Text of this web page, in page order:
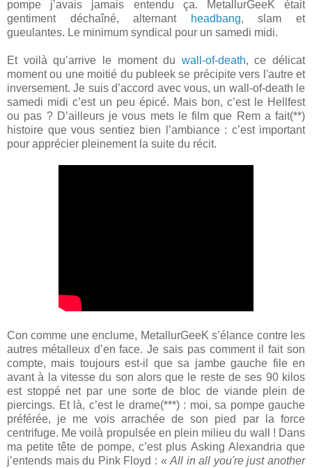
pompe j’avais jamais entendu ça. MetallurGeeK était
gentiment déchaîné, alternant
headbang, slam et
gueulantes. Le minimum syndical pour un samedi midi.
Et voilà qu’arrive le moment du wall-of-death, ce délicat
moment ou une moitié du publeek se précipite vers l'autre et
inversement. Je suis d’accord avec vous, un wall-of-death le
samedi midi c’est un peu épicé. Mais bon, c’est le Hellfest
ou pas ? D’ailleurs je vous mets le film que Rem a fait(**)
histoire que vous sentiez bien l’ambiance : c’est important
pour apprécier pleinement la suite du récit.
Con comme une enclume, MetallurGeeK s’élance contre les
autres métalleux d’en face. Je sais pas comment il fait son
compte, mais toujours est-il que sa jambe gauche file en
avant à la vitesse du son alors que le reste de ses 90 kilos
est stoppé net par une sorte de bloc de viande plein de
piercings. Et là, c’est le drame(***) : moi, sa pompe gauche
préférée, je me vois arrachée de son pied par la force
centrifuge. Me voilà propulsée en plein milieu du wall ! Dans
ma petite tête de pompe, c’est plus Asking Alexandria que
j’entends mais du Pink Floyd : « All in all you're just another